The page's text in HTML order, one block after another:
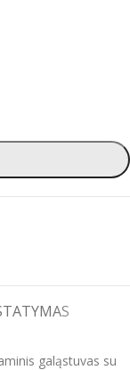
galąstuvas su